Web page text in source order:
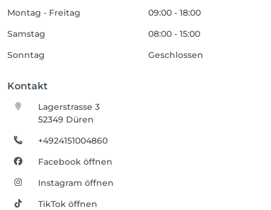
Montag - Freitag
09:00 - 18:00
Samstag
08:00 - 15:00
Sonntag
Geschlossen
Kontakt
Lagerstrasse 3
52349 Düren
+4924151004860
Facebook öffnen
Instagram öffnen
TikTok öffnen